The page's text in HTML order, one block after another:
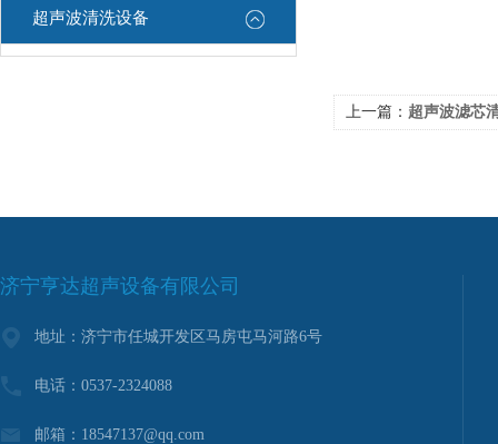
超声波清洗设备
上一篇： 超声波滤芯
济宁亨达超声设备有限公司
地址：济宁市任城开发区马房屯马河路6号
电话：0537-2324088
邮箱：18547137@qq.com